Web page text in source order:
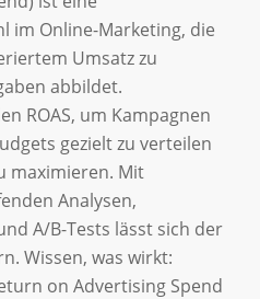
im Online-Marketing, die
Umsatz zu
abbildet.
ROAS, um Kampagnen
gezielt zu verteilen
maximieren. Mit
Analysen,
A/B-Tests lässt sich der
Wissen, was wirkt:
on Advertising Spend